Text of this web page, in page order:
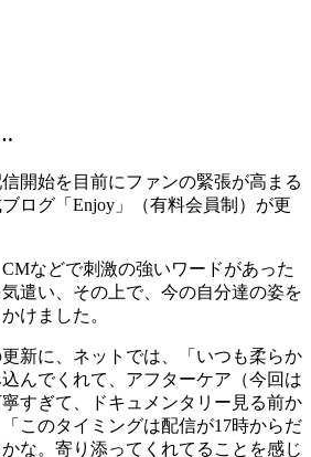
開始を目前にファンの緊張が高まる
ログ「Enjoy」（有料会員制）が更
などで刺激の強いワードがあった
遣い、その上で、今の自分達の姿を
けました。
新に、ネットでは、「いつも柔らか
んでくれて、アフターケア（今回は
すぎて、ドキュメンタリー見る前か
このタイミングは配信が17時からだ
な。寄り添ってくれてることを感じ